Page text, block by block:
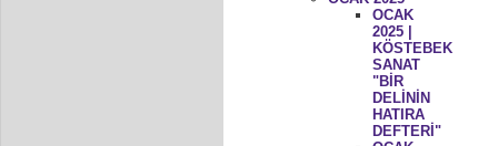
OCAK
2025 |
KÖSTEBEK
SANAT
"BİR
DELİNİN
HATIRA
DEFTERİ"